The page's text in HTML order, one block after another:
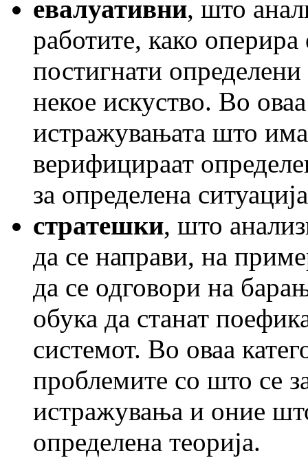
евалуативни, што
работите, како оперира
постигнати
некое искуство. Во
истражувањата што
верифицираат
за определена
стратешки, што
да се направи, на
да се одговори на
обука да станат
системот. Во оваа
проблемите со што се
истражувања и оние
определена теорија.